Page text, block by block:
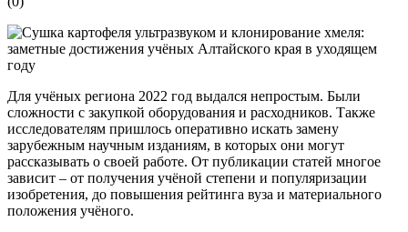
Для учёных региона 2022 год выдался непростым. Были
сложности с закупкой оборудования и расходников. Также
исследователям пришлось оперативно искать замену
зарубежным научным изданиям, в которых они могут
рассказывать о своей работе. От публикации статей многое
зависит – от получения учёной степени и популяризации
изобретения, до повышения рейтинга вуза и материального
положения учёного.